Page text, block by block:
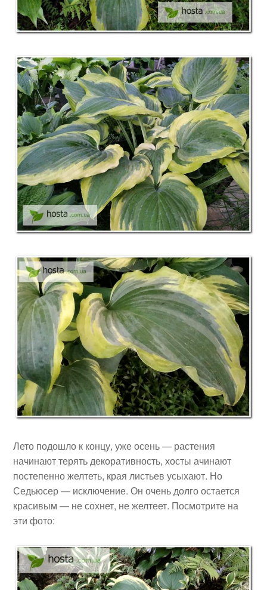
Лето подошло к концу, уже осень — растения
начинают терять декоративность, хосты ачинают
постепенно желтеть, края листьев усыхают. Но
Седьюсер — исключение. Он очень долго остается
красивым — не сохнет, не желтеет. Посмотрите на
эти фото: